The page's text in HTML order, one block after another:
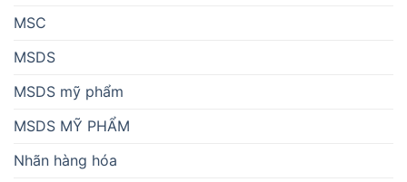
MSC
MSDS
MSDS mỹ phẩm
MSDS MỸ PHẨM
Nhãn hàng hóa